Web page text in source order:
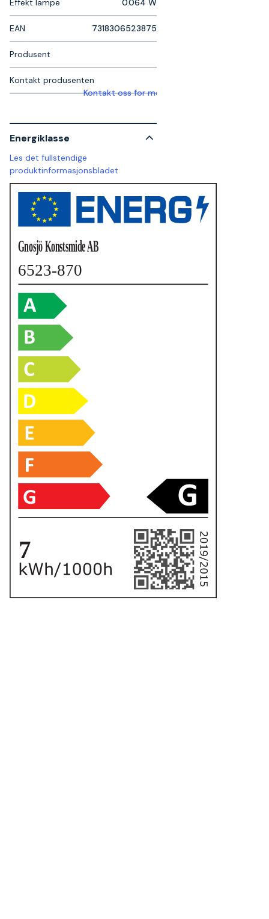
Effekt lampe 0.064 W
EAN 7318306523875
Produsent
Kontakt produsenten
Kontakt oss for mer informasjon
Energiklasse
Les det fullstendige
produktinformasjonsbladet